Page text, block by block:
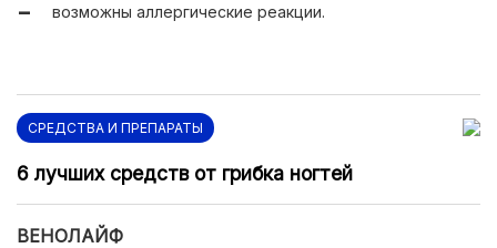
возможны аллергические реакции.
СРЕДСТВА И ПРЕПАРАТЫ
6 лучших средств от грибка ногтей
ВЕНОЛАЙФ